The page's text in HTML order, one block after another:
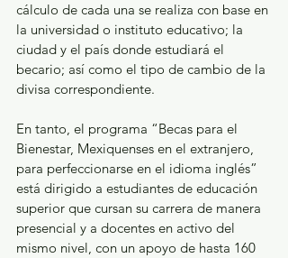
cálculo de cada una se realiza con base en
la universidad o instituto educativo; la
ciudad y el país donde estudiará el
becario; así como el tipo de cambio de la
divisa correspondiente.
En tanto, el programa “Becas para el
Bienestar, Mexiquenses en el extranjero,
para perfeccionarse en el idioma inglés”
está dirigido a estudiantes de educación
superior que cursan su carrera de manera
presencial y a docentes en activo del
mismo nivel, con un apoyo de hasta 160